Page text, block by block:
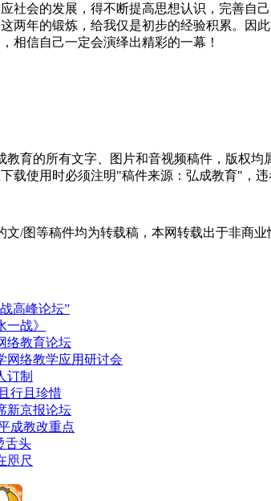
社会的发展，得不断提高思想认识，完善自
两年的锻炼，给我仅是初步的经验积累。
相信自己一定会演绎出精彩的一幕！
教育的所有文字、图片和音视频稿件，版权
载使用时必须注明"稿件来源：弘成教育"，违
文/图等稿件均为转载稿，本网转载出于非商
高峰论坛”
战》
络教育论坛
网络教学应用研讨会
订制
行且珍惜
新京报论坛
成教改重点
舌头
咫尺